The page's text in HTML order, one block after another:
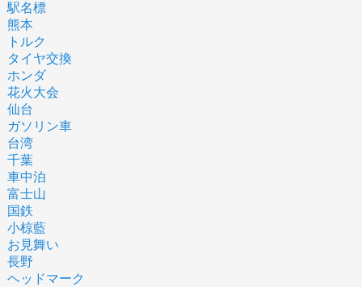
駅名標
熊本
トルク
タイヤ交換
ホンダ
花火大会
仙台
ガソリン車
台湾
千葉
車中泊
富士山
国鉄
小椋藍
お見舞い
長野
ヘッドマーク